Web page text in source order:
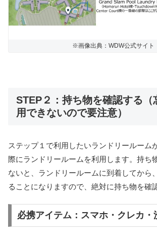
※画像出典：WDW公式サイト
STEP２：持ち物を確認する（
用できないので要注意）
ステップ１で利用したいランドリールーム
際にランドリールームを利用します。持ち
ないと、ランドリールームに到着してから
ることになりますので、絶対に持ち物を確
必携アイテム：スマホ・クレカ・